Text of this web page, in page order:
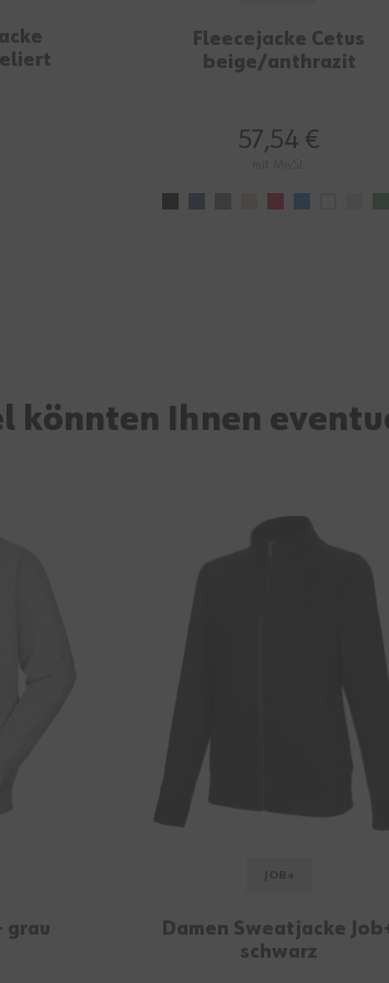
Fleecejacke Cetus
beige/anthrazit
57,54 €
könnten Ihnen
grau
Damen Sweatjacke
schwarz